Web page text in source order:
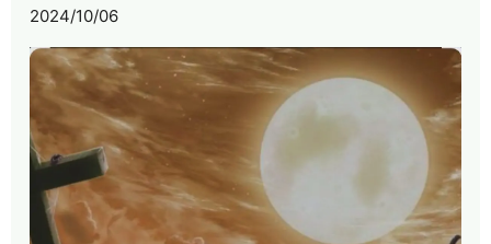
2024/10/06